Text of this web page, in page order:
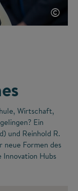
©
Wirtschaft,
Ein
und Reinhold R.
Formen des
Innovation Hubs